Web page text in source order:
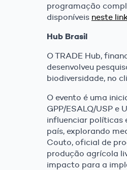
programação
disponíveis neste
Hub Brasil
O TRADE Hub,
desenvolveu
biodiversidade, no
O evento é uma
GPP/ESALQ/USP e
influenciar políticas
país, explorando
Couto, oficial de
produção agrícola
impacto para a